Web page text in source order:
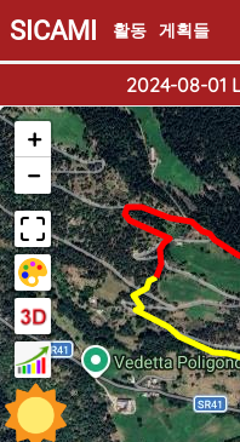
SICAMI 활동 게획들
2024-08-01
+
−